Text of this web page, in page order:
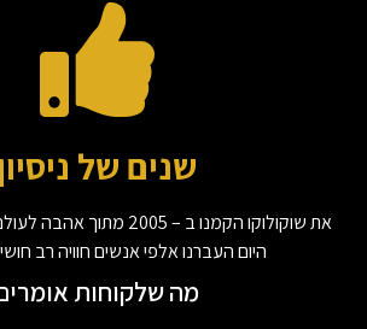
שנים של
את שוקולוקו הקמנו ב – 2005
היום העברנו אלפי אנשים חוויה רב
מה שלקוחות